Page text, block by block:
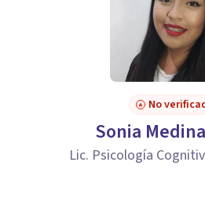
No
Sonia
Lic. Psicología